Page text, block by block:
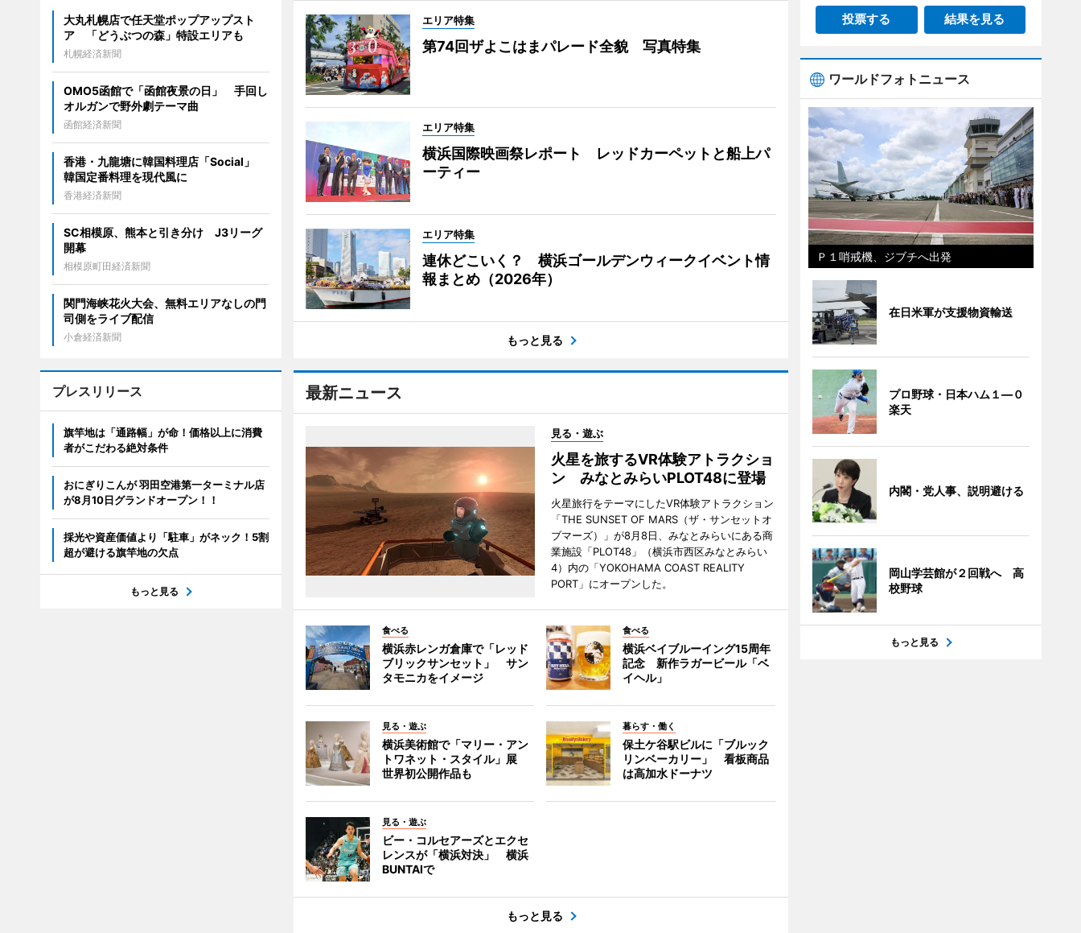
エリア特集
第74回ザよこはまパレード全貌 写真特集
エリア特集
横浜国際映画祭レポート レッドカーペットと船上パ
ーティー
エリア特集
連休どこいく？ 横浜ゴールデンウィークイベント情
報まとめ（2026年）
もっと見る
最新ニュース
見る・遊ぶ
火星を旅するVR体験アトラクショ
ン みなとみらいPLOT48に登場
火星旅行をテーマにしたVR体験アトラクション
「THE SUNSET OF MARS（ザ・サンセットオ
ブマーズ）」が8月8日、みなとみらいにある商
業施設「PLOT48」（横浜市西区みなとみらい
4）内の「YOKOHAMA COAST REALITY
PORT」にオープンした。
食べる
横浜赤レンガ倉庫で「レッド
ブリックサンセット」 サン
タモニカをイメージ
食べる
横浜ベイブルーイング15周年
記念 新作ラガービール「ベ
イヘル」
見る・遊ぶ
横浜美術館で「マリー・アン
トワネット・スタイル」展
世界初公開作品も
暮らす・働く
保土ケ谷駅ビルに「ブルック
リンベーカリー」 看板商品
は高加水ドーナツ
見る・遊ぶ
ビー・コルセアーズとエクセ
レンスが「横浜対決」 横浜
BUNTAIで
もっと見る
大丸札幌店で任天堂ポップアップスト
ア 「どうぶつの森」特設エリアも
札幌経済新聞
OMO5函館で「函館夜景の日」 手回し
オルガンで野外劇テーマ曲
函館経済新聞
香港・九龍塘に韓国料理店「Social」
韓国定番料理を現代風に
香港経済新聞
SC相模原、熊本と引き分け J3リーグ
開幕
相模原町田経済新聞
関門海峡花火大会、無料エリアなしの門
司側をライブ配信
小倉経済新聞
プレスリリース
旗竿地は「通路幅」が命！価格以上に消費
者がこだわる絶対条件
おにぎりこんが 羽田空港第一ターミナル店
が8月10日グランドオープン！！
採光や資産価値より「駐車」がネック！5割
超が避ける旗竿地の欠点
もっと見る
投票する 結果を見る
ワールドフォトニュース
Ｐ１哨戒機、ジブチへ出発
在日米軍が支援物資輸送
プロ野球・日本ハム１―０
楽天
内閣・党人事、説明避ける
岡山学芸館が２回戦へ 高
校野球
もっと見る